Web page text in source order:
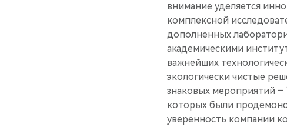
внимание уделяется
комплексной
дополненных
академическими
важнейших
экологически чистые
знаковых мероприятий –
которых были
уверенность компании